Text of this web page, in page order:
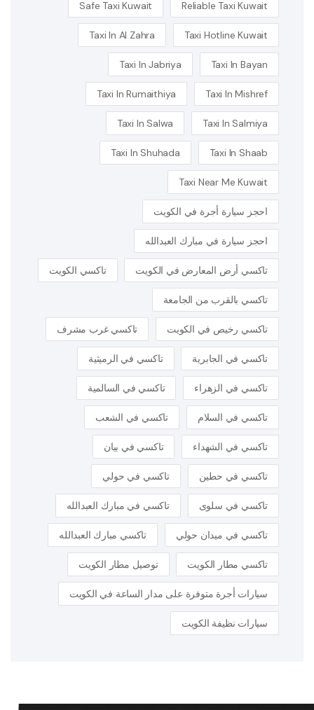
Reliable Taxi Kuwait
Safe Taxi Kuwait
Taxi Hotline Kuwait
Taxi In Al Zahra
Taxi In Bayan
Taxi In Jabriya
Taxi In Mishref
Taxi In Rumaithiya
Taxi In Salmiya
Taxi In Salwa
Taxi In Shaab
Taxi In Shuhada
Taxi Near Me Kuwait
احجز سيارة أجرة في الكويت
احجز سيارة في مبارك العبدالله
تاكسي أرض المعارض في الكويت تاكسي الكويت
تاكسي بالقرب من الجامعة
تاكسي رخيص في الكويت تاكسي غرب مشرف
تاكسي في الجابرية تاكسي في الرميثية
تاكسي في الزهراء تاكسي في السالمية
تاكسي في السلام تاكسي في الشعب
تاكسي في الشهداء تاكسي في بيان
تاكسي في حطين تاكسي في حولي
تاكسي في سلوى تاكسي في مبارك العبدالله
تاكسي في ميدان حولي تاكسي مبارك العبدالله
تاكسي مطار الكويت توصيل مطار الكويت
سيارات أجرة متوفرة على مدار الساعة في الكويت
سيارات نظيفة الكويت